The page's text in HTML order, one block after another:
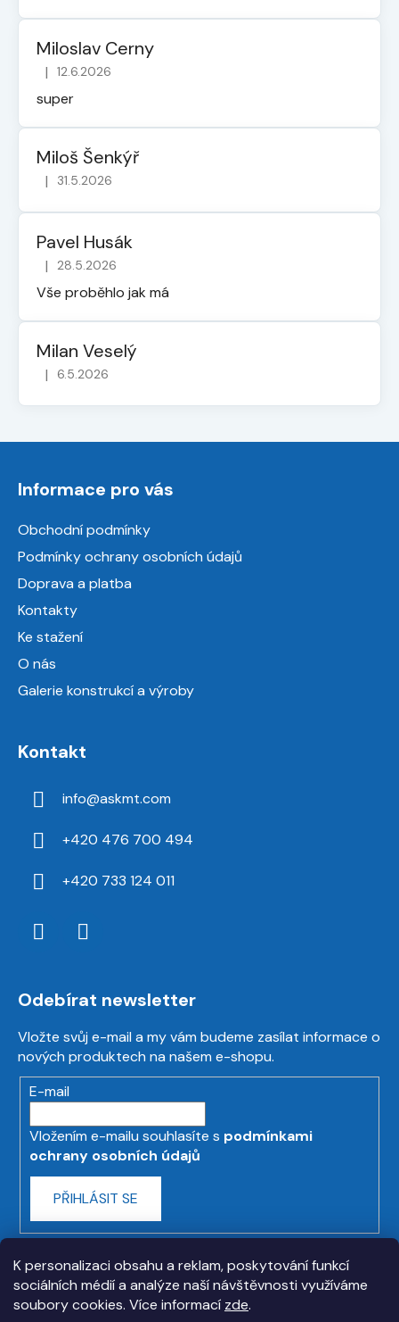
K personalizaci obsahu a reklam, poskytování funkcí
sociálních médií a analýze naší návštěvnosti využíváme
soubory cookies. Více informací zde.
Miloslav Cerny
Hodnocení obchodu je 5 z 5 hvězdiček.
| 12.6.2026
super
Miloš Šenkýř
Hodnocení obchodu je 5 z 5 hvězdiček.
| 31.5.2026
Pavel Husák
Hodnocení obchodu je 5 z 5 hvězdiček.
| 28.5.2026
Vše proběhlo jak má
Milan Veselý
Hodnocení obchodu je 5 z 5 hvězdiček.
| 6.5.2026
Informace pro vás
Obchodní podmínky
Podmínky ochrany osobních údajů
Doprava a platba
Kontakty
Ke stažení
O nás
Galerie konstrukcí a výroby
Kontakt
info@askmt.com
+420 476 700 494
+420 733 124 011
Odebírat newsletter
Vložte svůj e-mail a my vám budeme zasílat informace o
nových produktech na našem e-shopu.
E-mail
Vložením e-mailu souhlasíte s podmínkami
ochrany osobních údajů
PŘIHLÁSIT SE